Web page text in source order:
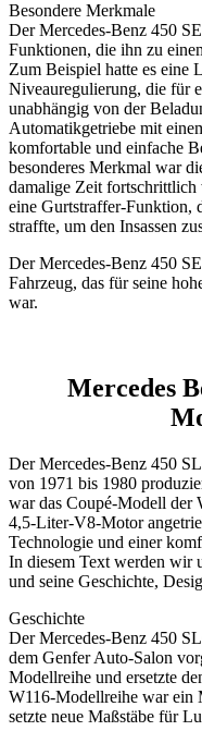
Besondere Merkmale
Der Mercedes-Benz 450
Funktionen, die ihn zu
Zum Beispiel hatte es eine
Niveauregulierung, die für
unabhängig von der
Automatikgetriebe mit
komfortable und einfache
besonderes Merkmal war
damalige Zeit fortschrittlich
eine Gurtstraffer-Funktion,
straffte, um den Insassen
Der Mercedes-Benz 450
Fahrzeug, das für seine
war.
Mercedes
Der Mercedes-Benz 450
von 1971 bis 1980
war das Coupé-Modell der
4,5-Liter-V8-Motor
Technologie und einer
In diesem Text werden wir
und seine Geschichte,
Geschichte
Der Mercedes-Benz 450
dem Genfer Auto-Salon
Modellreihe und ersetzte
W116-Modellreihe war ein
setzte neue Maßstäbe für